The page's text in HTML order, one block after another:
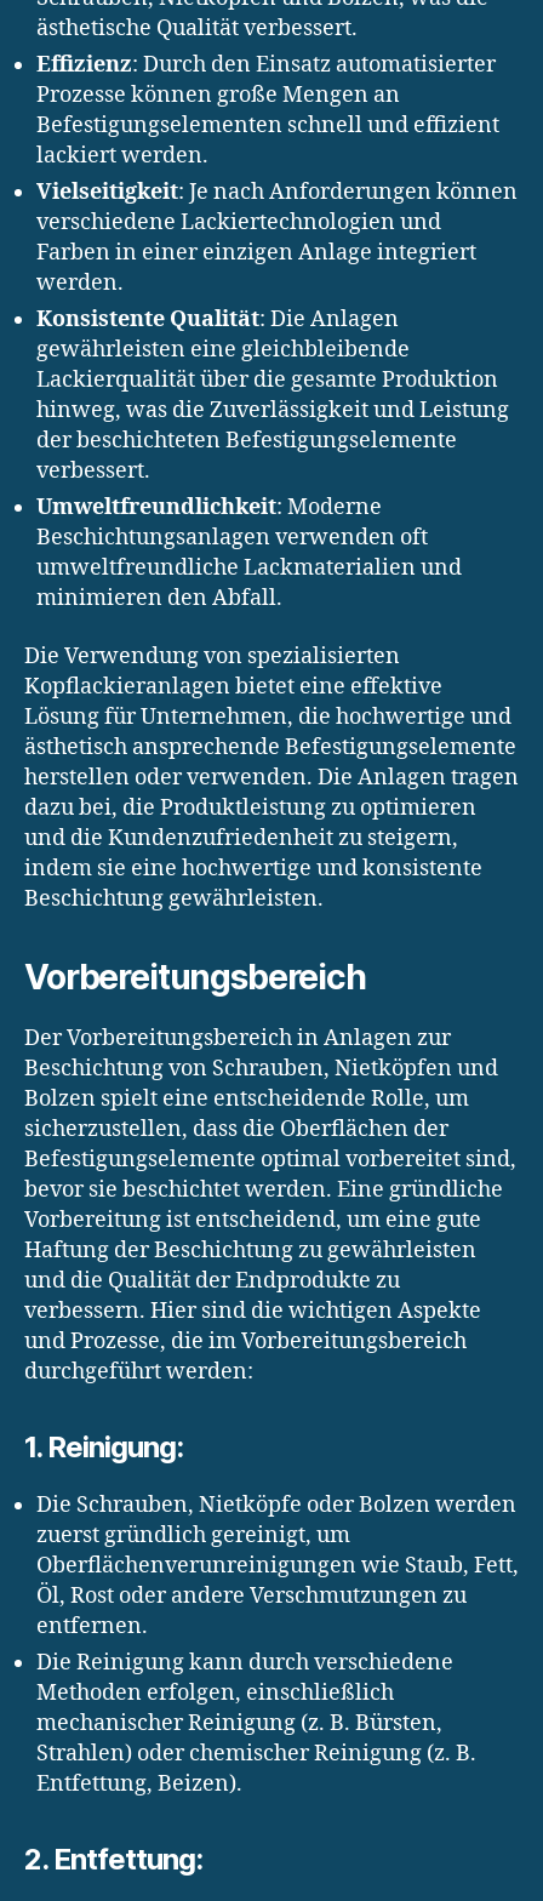
ästhetische Qualität verbessert.
Effizienz: Durch den Einsatz automatisierter
Prozesse können große Mengen an
Befestigungselementen schnell und effizient
lackiert werden.
Vielseitigkeit: Je nach Anforderungen können
verschiedene Lackiertechnologien und
Farben in einer einzigen Anlage integriert
werden.
Konsistente Qualität: Die Anlagen
gewährleisten eine gleichbleibende
Lackierqualität über die gesamte Produktion
hinweg, was die Zuverlässigkeit und Leistung
der beschichteten Befestigungselemente
verbessert.
Umweltfreundlichkeit: Moderne
Beschichtungsanlagen verwenden oft
umweltfreundliche Lackmaterialien und
minimieren den Abfall.
Die Verwendung von spezialisierten
Kopflackieranlagen bietet eine effektive
Lösung für Unternehmen, die hochwertige und
ästhetisch ansprechende Befestigungselemente
herstellen oder verwenden. Die Anlagen tragen
dazu bei, die Produktleistung zu optimieren
und die Kundenzufriedenheit zu steigern,
indem sie eine hochwertige und konsistente
Beschichtung gewährleisten.
Vorbereitungsbereich
Der Vorbereitungsbereich in Anlagen zur
Beschichtung von Schrauben, Nietköpfen und
Bolzen spielt eine entscheidende Rolle, um
sicherzustellen, dass die Oberflächen der
Befestigungselemente optimal vorbereitet sind,
bevor sie beschichtet werden. Eine gründliche
Vorbereitung ist entscheidend, um eine gute
Haftung der Beschichtung zu gewährleisten
und die Qualität der Endprodukte zu
verbessern. Hier sind die wichtigen Aspekte
und Prozesse, die im Vorbereitungsbereich
durchgeführt werden:
1. Reinigung:
Die Schrauben, Nietköpfe oder Bolzen werden
zuerst gründlich gereinigt, um
Oberflächenverunreinigungen wie Staub, Fett,
Öl, Rost oder andere Verschmutzungen zu
entfernen.
Die Reinigung kann durch verschiedene
Methoden erfolgen, einschließlich
mechanischer Reinigung (z. B. Bürsten,
Strahlen) oder chemischer Reinigung (z. B.
Entfettung, Beizen).
2. Entfettung: